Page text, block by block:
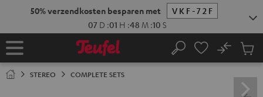
Home Zoeken
No
STEREO COMPLETE SETS